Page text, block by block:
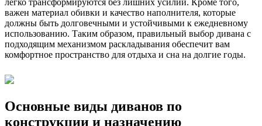
важен материал обивки и качество наполнителя, которые
должны быть долговечными и устойчивыми к ежедневному
использованию. Таким образом, правильный выбор дивана с
подходящим механизмом раскладывания обеспечит вам
комфортное пространство для отдыха и сна на долгие годы.
Основные виды диванов по
конструкции и назначению